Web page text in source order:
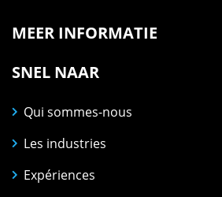
MEER INFORMATIE
SNEL NAAR
Qui sommes-nous
Les industries
Expériences